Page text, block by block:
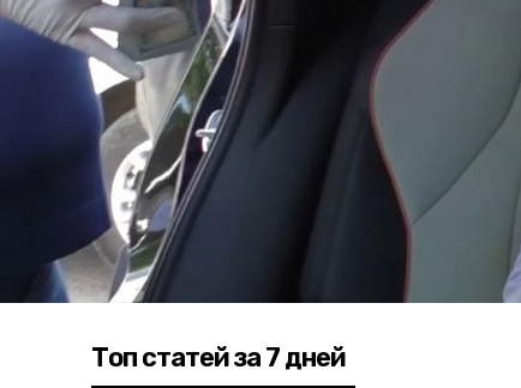
Топ статей за 7 дней